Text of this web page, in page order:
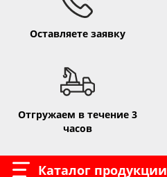
Оставляете заявку
Отгружаем в течение 3
часов
Каталог продукции